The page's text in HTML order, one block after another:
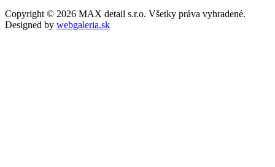
Copyright © 2026 MAX detail s.r.o. Všetky práva vyhradené.
Designed by webgaleria.sk